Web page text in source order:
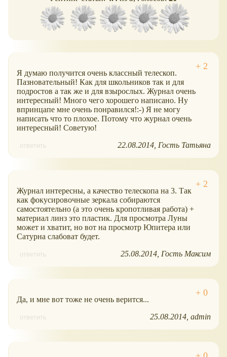
Я думаю получится очень классный телескоп.
Пазновательный! Как для школьников так и для
подростов а так же и для взырослых. Журнал очень
интересный! Много чего хорошего написано. Ну
впринцапе мне очень понравился!:-) Я не могу
написать что то плохое. Потому что журнал очень
интересный! Советую!
ответить 22.08.2014 Гость Татьяна
Журнал интересны, а качество телескопа на 3. Так
как фокусировочные зеркала собираются
самостоятельно (а это очень кропотливая работа) +
материал линз это пластик. Для просмотра Луны
может и хватит, но вот на просмотр Юпитера или
Сатурна слабоват будет.
ответить 25.08.2014 Гость Максим
Да, и мне вот тоже не очень верится...
ответить 25.08.2014 admin